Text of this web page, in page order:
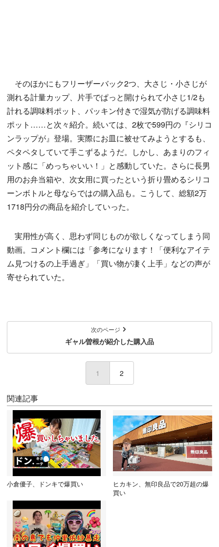
そのほかにもフリーザーバック2つ、大さじ・小さじが
測れる計量カップ、片手でぱっと開けられて小さじ1/2も
計れる調味料ポット、パッキン付きで湿気が防げる調味料
ポット……と次々紹介。続いては、2枚で599円の『シリコ
ンラップが』登場。実際にお皿に被せてみようとするも、
ペタペタしていて手こずるようだ。しかし、あまりのフィ
ット感に「めっちゃいい！」と感動していた。さらに長男
用のお弁当箱や、次女用に買ったという折り畳めるシリコ
ーンボトルと母ならではの購入品も。こうして、総額2万
1718円分の商品を紹介していった。
実用性が高く、思わず同じものが欲しくなってしまう同
動画。コメント欄には「参考になります！「便利なアイテ
ム見つけるの上手過ぎ」「買い物が凄く上手」などの声が
寄せられていた。
次のページ
ギャル曽根が紹介した購入品
1 (current)
2
関連記事
小倉優子、ドンキで爆買い
ヒカキン、無印良品で20万超の爆
買い